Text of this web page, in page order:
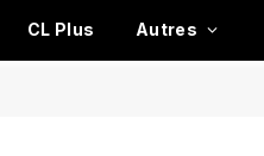
CL Plus Autres